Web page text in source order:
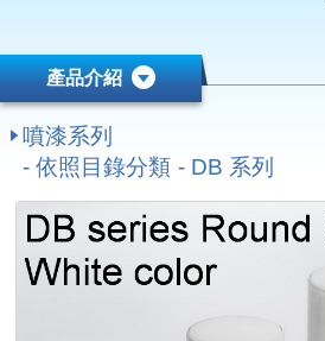
產品介紹
噴漆系列
- 依照目錄分類 - DB 系列